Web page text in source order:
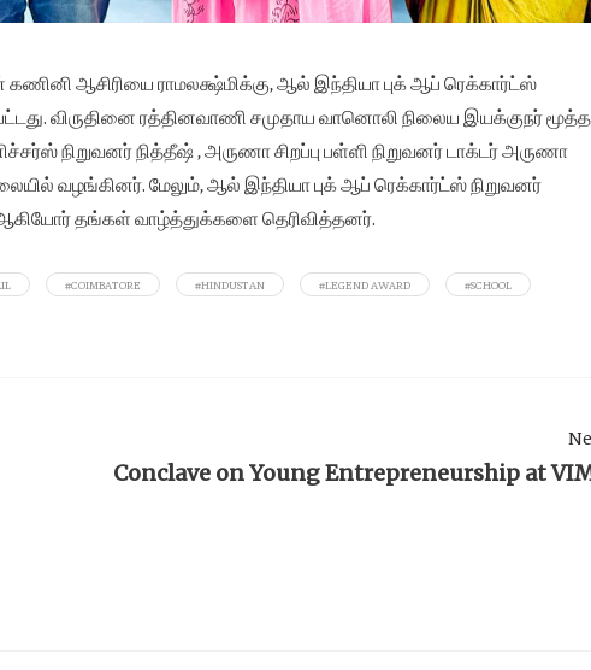
ஆசிரியை ராமலக்ஷ்மிக்கு, ஆல் இந்தியா புக் ஆப் ரெக்கார்ட்ஸ்
விருதினை ரத்தினவாணி சமுதாய வானொலி நிலைய இயக்குநர் மூத்த
நிறுவனர் நித்தீஷ் , அருணா சிறப்பு பள்ளி நிறுவனர் டாக்டர் அருணா
வழங்கினர். மேலும், ஆல் இந்தியா புக் ஆப் ரெக்கார்ட்ஸ் நிறுவனர்
தங்கள் வாழ்த்துக்களை தெரிவித்தனர்.
#COIMBATORE #HINDUSTAN #LEGEND AWARD
#SCHOOL
Conclave on Young Entrepreneurship at